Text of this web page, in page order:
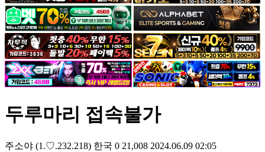
두루마리 접속불가
주소야 (1.♡.232.218) 한국 0 21,008 2024.06.09 02:05